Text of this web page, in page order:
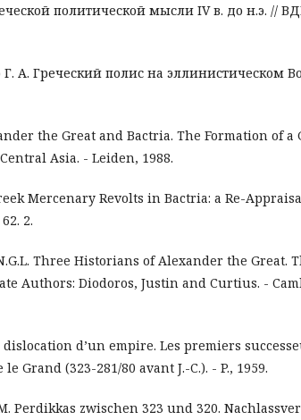
политической мысли IV в. до н.э. //
А. Греческий полис на эллинистическом
the Great and Bactria. The Formation of a
Asia. - Leiden, 1988.
Mercenary Revolts in Bactria: a Re-
2.
Three Historians of Alexander the Great.
Authors: Diodoros, Justin and Curtius. -
dislocation d’un empire. Les premiers
le Grand (323-281/80 avant J.-C.). - P., 1959.
Perdikkas zwischen 323 und 320.